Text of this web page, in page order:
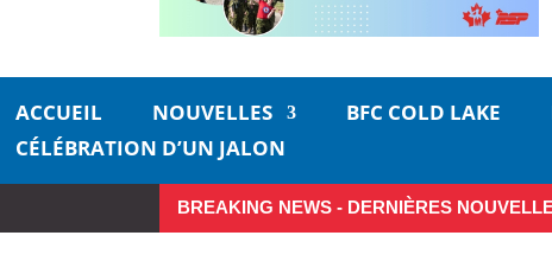
ACCUEIL NOUVELLES BFC COLD LAKE
CÉLÉBRATION D’UN JALON
BREAKING NEWS - DERNIÈRES
Profitez pleinement de l’été dans